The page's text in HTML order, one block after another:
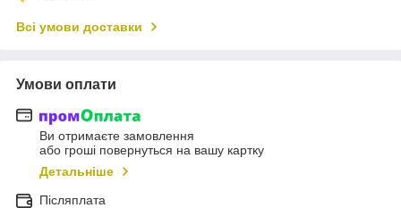
Всі умови доставки
Умови оплати
Ви отримаєте замовлення
або гроші повернуться на вашу картку
Детальніше
Післяплата